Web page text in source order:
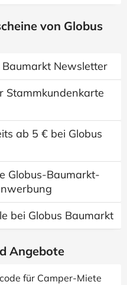
von Globus
Baumarkt Newsletter
Stammkundenkarte
ab 5 € bei Globus
Globus-Baumarkt-
bei Globus Baumarkt
Angebote
für Camper-Miete